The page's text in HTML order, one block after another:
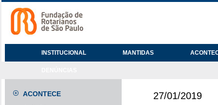
INSTITUCIONAL MANTIDAS
ACONTECE 27/01/2019